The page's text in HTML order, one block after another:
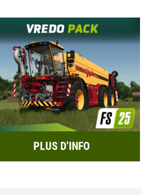
PLUS D’INFO